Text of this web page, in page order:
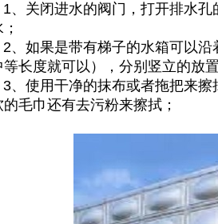
关闭进水的阀门，打开排水孔
如果是带有梯子的水箱可以沿
等长度就可以），分别竖立的放
使用干净的抹布或者拖把来擦
的毛巾还有去污粉来擦拭；